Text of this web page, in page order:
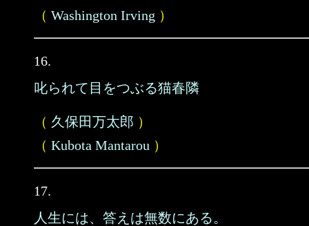
（ Washington Irving ）
16.
叱られて目をつぶる猫春隣
（ 久保田万太郎 ）
（ Kubota Mantarou ）
17.
人生には、答えは無数にある。